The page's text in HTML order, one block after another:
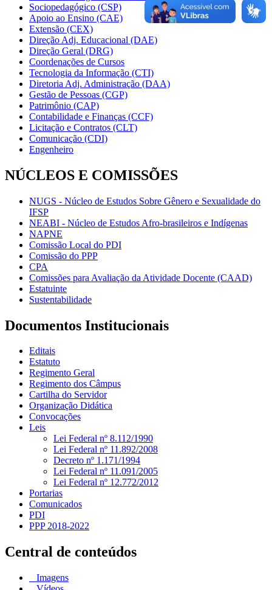
Sociopedagógico (CSP)
Apoio ao Ensino (CAE)
Extensão (CEX)
Direção Adj. Educacional (DAE)
Direção Geral (DRG)
Coordenações de Cursos
Tecnologia da Informação (CTI)
Diretoria Adj. Administração (DAA)
Gestão de Pessoas (CGP)
Patrimônio (CAP)
Contabilidade e Finanças (CCF)
Licitação e Contratos (CLT)
Comunicação (CDI)
Engenheiro
NÚCLEOS E COMISSÕES
NUGS - Núcleo de Estudos Sobre Gênero e Sexualidade do
IFSP
NEABI - Núcleo de Estudos Afro-brasileiros e Indígenas
NAPNE
Comissão Local do PDI
Comissão do PPP
CPA
Comissões para Avaliação da Atividade Docente (CAAD)
Estatuinte
Sustentabilidade
Documentos Institucionais
Editais
Estatuto
Regimento Geral
Regimento dos Câmpus
Cartilha do Servidor
Organização Didática
Convocações
Leis
Lei Federal nº 8.112/1990
Lei Federal nº 11.892/2008
Decreto nº 1.171/1994
Lei Federal nº 11.091/2005
Lei Federal nº 12.772/2012
Portarias
Comunicados
PDI
PPP 2018-2022
Central de conteúdos
Imagens